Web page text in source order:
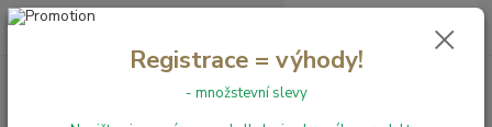
+420 731 199 591 0,00 Kč
Registrace = výhody!
- množstevní slevy